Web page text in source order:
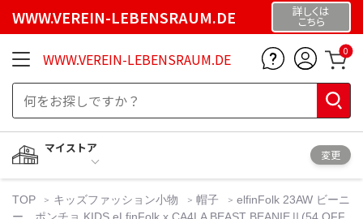
WWW.VEREIN-LEBENSRAUM.DE 詳しくは
こちら
WWW.VEREIN-LEBENSRAUM.DE 0
マイストア
変更
TOP キッズファッション小物 帽子
elfinFolk 23AW ビーニ